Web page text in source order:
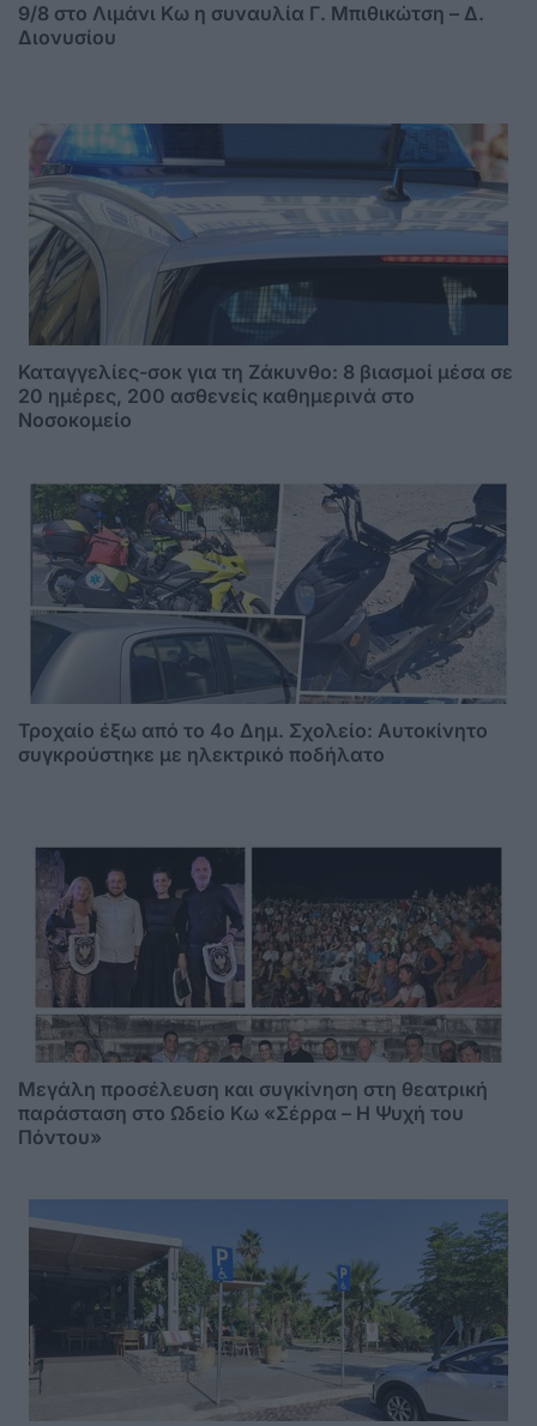
9/8 στο Λιμάνι Κω η συναυλία Γ. Μπιθικώτση – Δ.
Διονυσίου
Καταγγελίες-σοκ για τη Ζάκυνθο: 8 βιασμοί μέσα σε
20 ημέρες, 200 ασθενείς καθημερινά στο
Νοσοκομείο
Τροχαίο έξω από το 4ο Δημ. Σχολείο: Αυτοκίνητο
συγκρούστηκε με ηλεκτρικό ποδήλατο
Μεγάλη προσέλευση και συγκίνηση στη θεατρική
παράσταση στο Ωδείο Κω «Σέρρα – Η Ψυχή του
Πόντου»